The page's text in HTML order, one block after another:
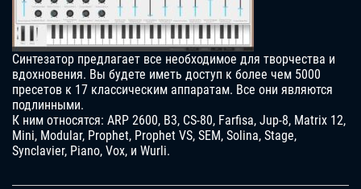
Синтезатор предлагает все необходимое для творчества и
вдохновения. Вы будете иметь доступ к более чем 5000
пресетов к 17 классическим аппаратам. Все они являются
подлинными.
К ним относятся: ARP 2600, B3, CS-80, Farfisa, Jup-8, Matrix 12,
Mini, Modular, Prophet, Prophet VS, SEM, Solina, Stage,
Synclavier, Piano, Vox, и Wurli.